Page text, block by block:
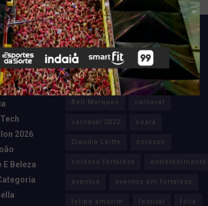
E
2026
E Beleza
Tags
Anitta Axé Banda Eva
Bell Marques carnaval
carnaval 2022 ceará
Claudia Leitte colosso
colosso fortaleza entretenimento
eventos eventos em fortaleza
felipe amorim festival folia